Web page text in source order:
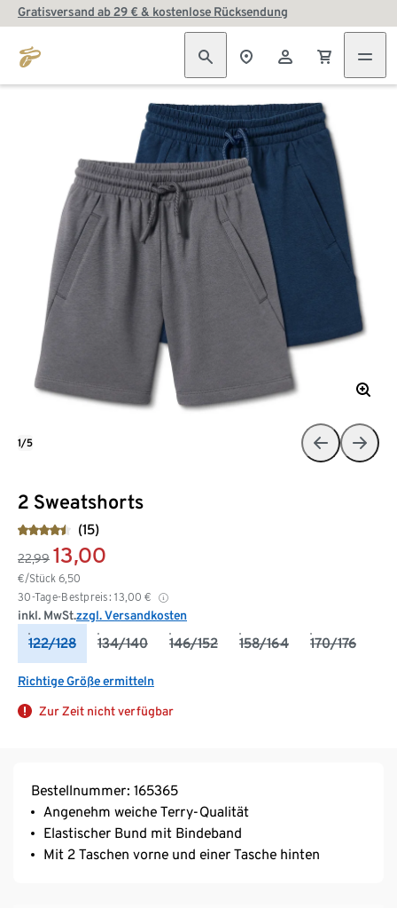
Gratisversand ab 29 € & kostenlose Rücksendung
2 Sweatshorts
(15)
22,99 13,00
€/Stück 6,50
30-Tage-Bestpreis: 13,00 €
inkl. MwSt.zzgl. Versandkosten
122/128 134/140 146/152 158/164 170/176
Richtige Größe ermitteln
Zur Zeit nicht verfügbar
1/5
Bestellnummer: 165365
Angenehm weiche Terry-Qualität
Elastischer Bund mit Bindeband
Mit 2 Taschen vorne und einer Tasche hinten